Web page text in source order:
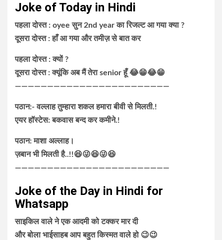
Joke of Today in Hindi
पहला दोस्त : oyee सुन 2nd year का रिजल्ट आ गया क्या ?
दूसरा दोस्त : हाँ आ गया और तमीज़ से बात कर
पहला दोस्त : क्यों ?
दूसरा दोस्त : क्यूंकि अब मैं तेरा senior हूँ 😂😁😂😁
————————————————————————
पठान:- वल्लाह तुम्हारा शकल हमारा बीवी से मिलती.!
एयर हॉस्टेस: बकवास बन्द कर कमीने.!
पठान: माशा अल्लाह।
ज़बान भी मिलती है..!!😆😜😆😜😆
————————————————————————
Joke of the Day in Hindi for
Whatsapp
साइकिल वाले ने एक आदमी को टक्कर मार दी
और बोला भाईसाहब आप बहुत किस्मत वाले हो 😉😉